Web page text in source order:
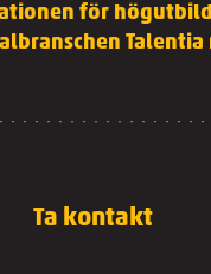
för
Talentia
Ta kontakt